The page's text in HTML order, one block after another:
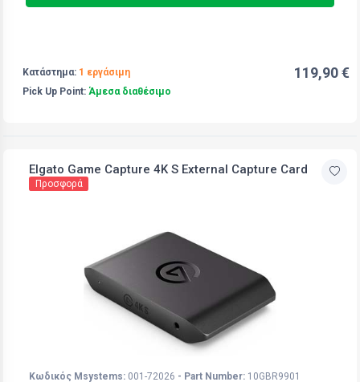
Κατάστημα: 1 εργάσιμη
Pick Up Point: Άμεσα διαθέσιμο
119,90 €
Elgato Game Capture 4K S External Capture Card
Προσφορά
Κωδικός Msystems: 001-72026 - Part Number: 10GBR9901